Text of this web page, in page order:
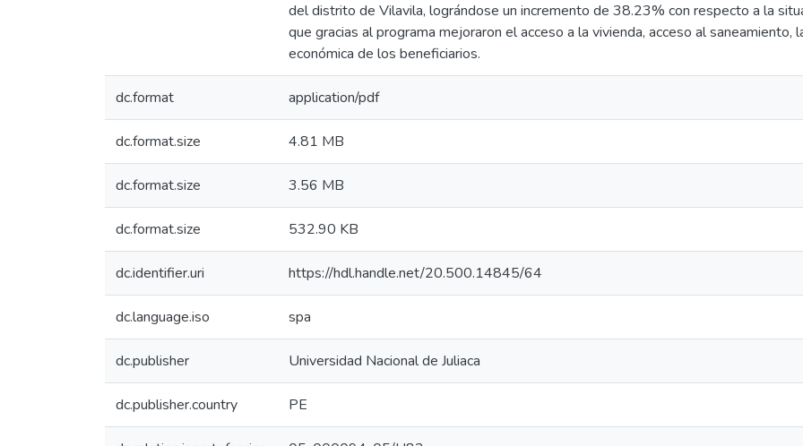
del distrito de Vilavila, lográndose un incremento de 38.23% con respecto a la
que gracias al programa mejoraron el acceso a la vivienda, acceso al saneamiento,
económica de los beneficiarios.
dc.format application/pdf
dc.format.size 4.81 MB
dc.format.size 3.56 MB
dc.format.size 532.90 KB
dc.identifier.uri https://hdl.handle.net/20.500.14845/64
dc.language.iso spa
dc.publisher Universidad Nacional de Juliaca
dc.publisher.country PE